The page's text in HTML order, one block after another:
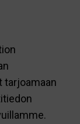
tarjoamaan